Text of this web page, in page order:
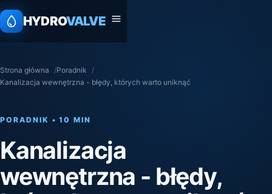
HYDROVALVE
Strona główna
Poradnik
Kanalizacja wewnętrzna - błędy, których warto uniknąć
PORADNIK • 10 MIN
Kanalizacja
wewnętrzna - błędy,